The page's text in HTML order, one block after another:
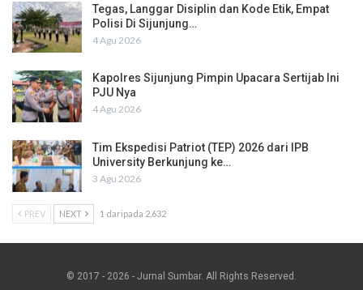
Tegas, Langgar Disiplin dan Kode Etik, Empat
Polisi Di Sijunjung…
4 Agu 2026
Kapolres Sijunjung Pimpin Upacara Sertijab Ini
PJU Nya
4 Agu 2026
Tim Ekspedisi Patriot (TEP) 2026 dari IPB
University Berkunjung ke…
3 Agu 2026
PREV NEXT 1 daripada 2,632
© 2017 - 2026 - Jurnal Sumbar. All Rights Reserved.